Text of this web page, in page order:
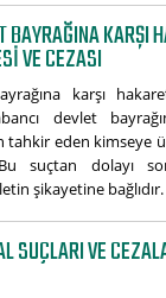
BAYRAĞINA KARŞI
VE CEZASI
karşı
devlet
tahkir eden kimseye
suçtan dolayı
şikayetine bağlıdır.
SUÇLARI VE